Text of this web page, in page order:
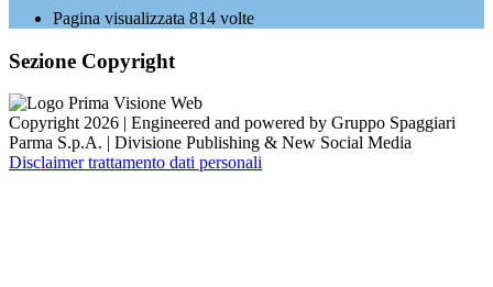
Pagina visualizzata 814 volte
Sezione Copyright
Copyright 2026 | Engineered and powered by Gruppo Spaggiari
Parma S.p.A. | Divisione Publishing & New Social Media
Disclaimer trattamento dati personali